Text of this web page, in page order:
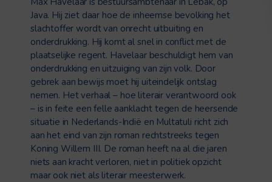
Java. Hij ziet daar hoe de inheemse bevolking het
slachtoffer wordt van onrecht uitbuiting en
onderdrukking. Hij komt al snel in conflict met de
plaatselijke regent. Havelaar beschuldigt hem van
onderdrukking en uitzuiging van zijn volk. Door
gebrek aan bewijs moet hij uiteindelijk ontslag
nemen. Het verhaal – hoe literair verantwoord ook
– is in feite een felle aanklacht tegen de heersende
situatie in Nederlands-Indië en Multatuli richt zich
aan het eind van zijn roman rechtstreeks tegen
Koning Willem III. De roman heeft na al die jaren
niets aan kracht verloren, niet in politiek opzicht
maar ook niet als literair meesterwerk.